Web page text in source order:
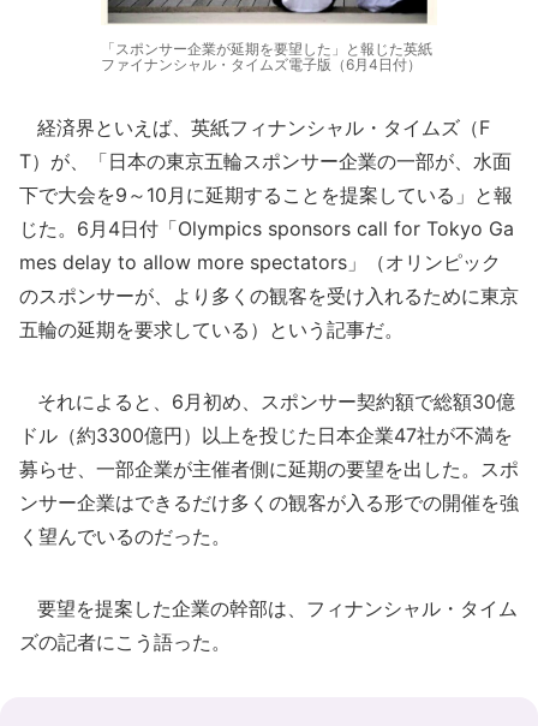
「スポンサー企業が延期を要望した」と報じた英紙
ファイナンシャル・タイムズ電子版（6月4日付）
経済界といえば、英紙フィナンシャル・タイムズ（F
T）が、「日本の東京五輪スポンサー企業の一部が、水面
下で大会を9～10月に延期することを提案している」と報
じた。6月4日付「Olympics sponsors call for Tokyo Ga
mes delay to allow more spectators」（オリンピック
のスポンサーが、より多くの観客を受け入れるために東京
五輪の延期を要求している）という記事だ。
それによると、6月初め、スポンサー契約額で総額30億
ドル（約3300億円）以上を投じた日本企業47社が不満を
募らせ、一部企業が主催者側に延期の要望を出した。スポ
ンサー企業はできるだけ多くの観客が入る形での開催を強
く望んでいるのだった。
要望を提案した企業の幹部は、フィナンシャル・タイム
ズの記者にこう語った。